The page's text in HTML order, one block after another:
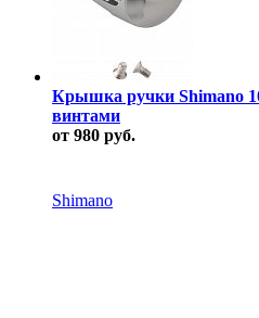
Крышка ручки Shimano
винтами
от 980 руб.
Shimano